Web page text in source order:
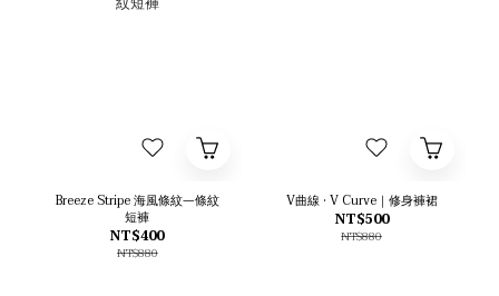
Breeze Stripe 海風條紋—條紋
短褲
NT$400
NT$880
V曲線 • V Curve｜修身褲裙
NT$500
NT$880